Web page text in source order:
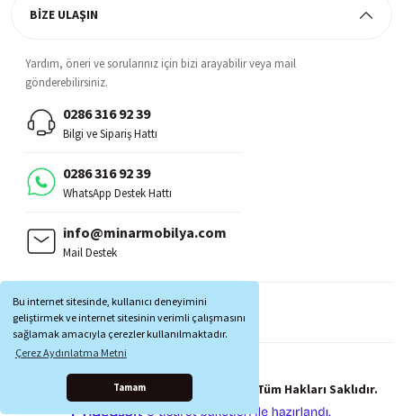
Bu internet sitesinde, kullanıcı deneyimini
geliştirmek ve internet sitesinin verimli çalışmasını
sağlamak amacıyla çerezler kullanılmaktadır.
Çerez Aydınlatma Metni
Tamam
BİZE ULAŞIN
Yardım, öneri ve sorularınız için bizi arayabilir veya mail
gönderebilirsiniz.
0286 316 92 39
Bilgi ve Sipariş Hattı
0286 316 92 39
WhatsApp Destek Hattı
info@minarmobilya.com
Mail Destek
MOBİL UYGULAMALAR:
Copyright © 1997 - 2025 Minar Mobilya® Tüm Hakları Saklıdır.
ideasoft e-